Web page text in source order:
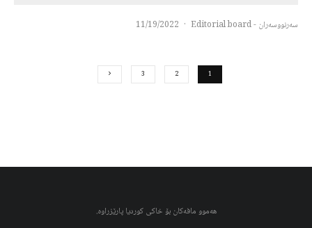
سەرنووسەران - Editorial board ·
11/19/2022
1
2
3
هەموو مافەکان بۆ خاکی کوردیا پارێزراوە.